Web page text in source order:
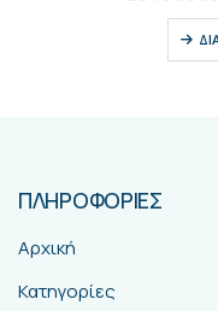
ΠΛΗΡΟΦΟΡΙΕΣ
Αρχική
Κατηγορίες